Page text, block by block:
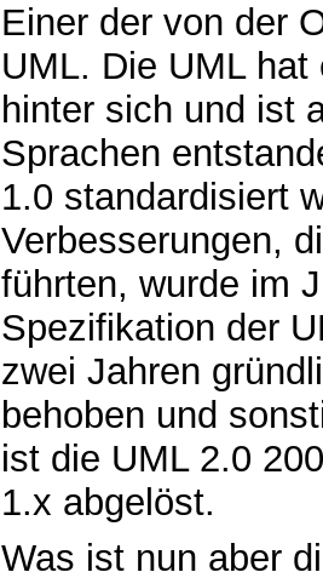
Einer der von der
UML. Die UML
hinter sich und ist
Sprachen
1.0 standardisiert
Verbesserungen,
führten, wurde im
Spezifikation der
zwei Jahren
behoben und
ist die UML 2.0
1.x abgelöst.
Was ist nun aber